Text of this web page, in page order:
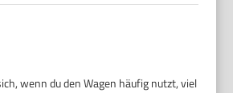
wenn du den Wagen häufig nutzt, viel